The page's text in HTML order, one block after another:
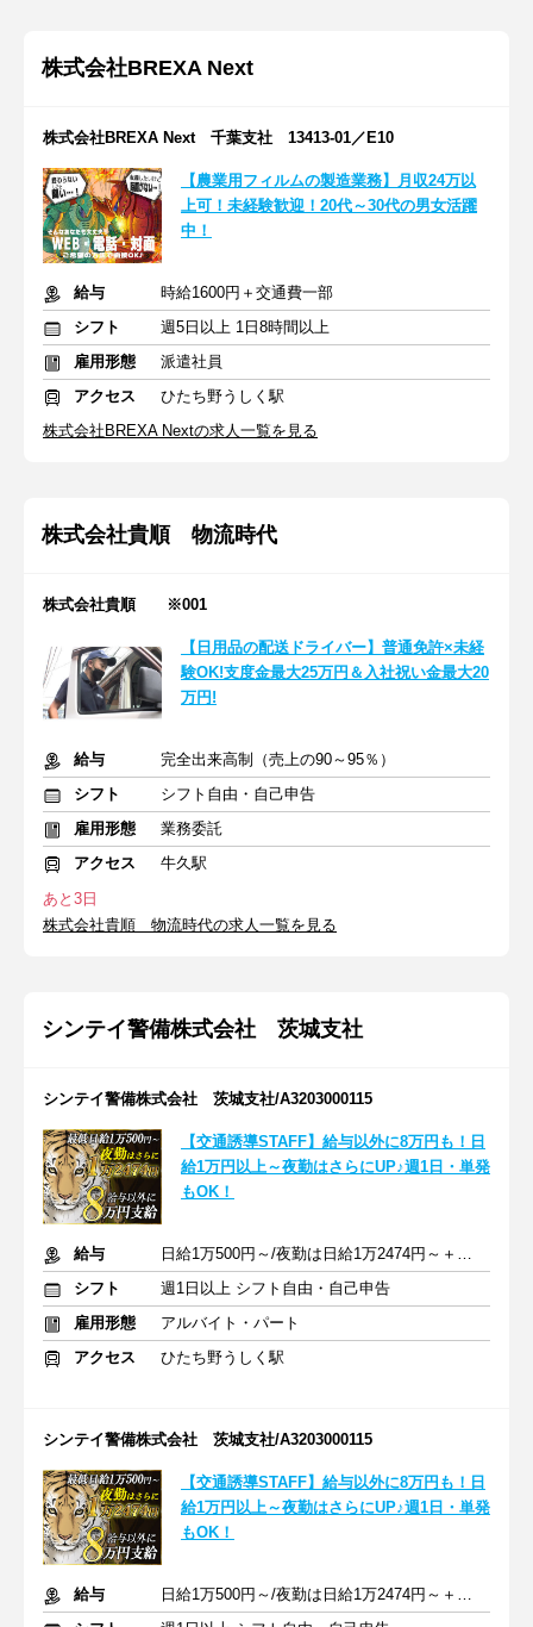
株式会社BREXA Next
株式会社BREXA Next 千葉支社 13413-01／E10
【農業用フィルムの製造業務】月収24万以
上可！未経験歓迎！20代～30代の男女活躍
中！
給与
時給1600円＋交通費一部
シフト
週5日以上 1日8時間以上
雇用形態
派遣社員
アクセス
ひたち野うしく駅
株式会社BREXA Nextの求人一覧を見る
株式会社貴順 物流時代
株式会社貴順 ※001
【日用品の配送ドライバー】普通免許×未経
験OK!支度金最大25万円＆入社祝い金最大20
万円!
給与
完全出来高制（売上の90～95％）
シフト
シフト自由・自己申告
雇用形態
業務委託
アクセス
牛久駅
あと3日
株式会社貴順 物流時代の求人一覧を見る
シンテイ警備株式会社 茨城支社
シンテイ警備株式会社 茨城支社/A3203000115
【交通誘導STAFF】給与以外に8万円も！日
給1万円以上～夜勤はさらにUP♪週1日・単発
もOK！
給与
日給1万500円～/夜勤は日給1万2474円～＋交通費※各種手当含む
シフト
週1日以上 シフト自由・自己申告
雇用形態
アルバイト・パート
アクセス
ひたち野うしく駅
シンテイ警備株式会社 茨城支社/A3203000115
【交通誘導STAFF】給与以外に8万円も！日
給1万円以上～夜勤はさらにUP♪週1日・単発
もOK！
給与
日給1万500円～/夜勤は日給1万2474円～＋交通費※各種手当含む